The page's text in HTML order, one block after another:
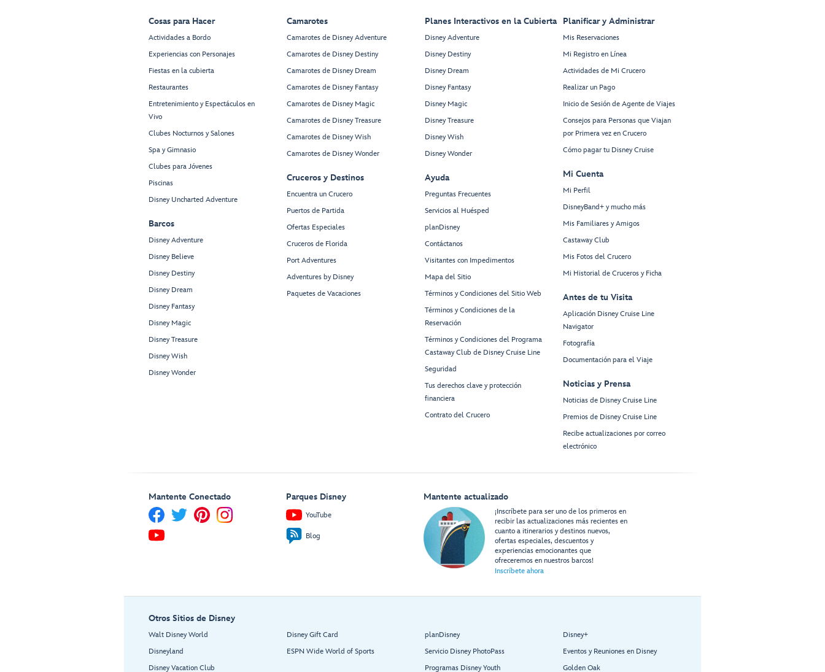
Cosas para Hacer
Actividades a Bordo
Experiencias con Personajes
Fiestas en la cubierta
Restaurantes
Entretenimiento y Espectáculos en
Vivo
Clubes Nocturnos y Salones
Spa y Gimnasio
Clubes para Jóvenes
Piscinas
Disney Uncharted Adventure
Barcos
Disney Adventure
Disney Believe
Disney Destiny
Disney Dream
Disney Fantasy
Disney Magic
Disney Treasure
Disney Wish
Disney Wonder
Camarotes
Camarotes de Disney Adventure
Camarotes de Disney Destiny
Camarotes de Disney Dream
Camarotes de Disney Fantasy
Camarotes de Disney Magic
Camarotes de Disney Treasure
Camarotes de Disney Wish
Camarotes de Disney Wonder
Cruceros y Destinos
Encuentra un Crucero
Puertos de Partida
Ofertas Especiales
Cruceros de Florida
Port Adventures
Adventures by Disney
Paquetes de Vacaciones
Planes Interactivos en la Cubierta
Disney Adventure
Disney Destiny
Disney Dream
Disney Fantasy
Disney Magic
Disney Treasure
Disney Wish
Disney Wonder
Ayuda
Preguntas Frecuentes
Servicios al Huésped
planDisney
Contáctanos
Visitantes con Impedimentos
Mapa del Sitio
Términos y Condiciones del Sitio Web
Términos y Condiciones de la
Reservación
Términos y Condiciones del Programa
Castaway Club de Disney Cruise Line
Seguridad
Tus derechos clave y protección
financiera
Contrato del Crucero
Planificar y Administrar
Mis Reservaciones
Mi Registro en Línea
Actividades de Mi Crucero
Realizar un Pago
Inicio de Sesión de Agente de Viajes
Consejos para Personas que Viajan
por Primera vez en Crucero
Cómo pagar tu Disney Cruise
Mi Cuenta
Mi Perfil
DisneyBand+ y mucho más
Mis Familiares y Amigos
Castaway Club
Mis Fotos del Crucero
Mi Historial de Cruceros y Ficha
Antes de tu Visita
Aplicación Disney Cruise Line
Navigator
Fotografía
Documentación para el Viaje
Noticias y Prensa
Noticias de Disney Cruise Line
Premios de Disney Cruise Line
Recibe actualizaciones por correo
electrónico
Mantente Conectado Parques Disney
YouTube
Blog
Mantente actualizado
¡Inscríbete para ser uno de los primeros en
recibir las actualizaciones más recientes en
cuanto a itinerarios y destinos nuevos,
ofertas especiales, descuentos y
experiencias emocionantes que
ofreceremos en nuestros barcos!
Inscríbete ahora
Otros Sitios de Disney
Walt Disney World
Disneyland
Disney Vacation Club
Disney Gift Card
ESPN Wide World of Sports
planDisney
Servicio Disney PhotoPass
Programas Disney Youth
Disney+
Eventos y Reuniones en Disney
Golden Oak